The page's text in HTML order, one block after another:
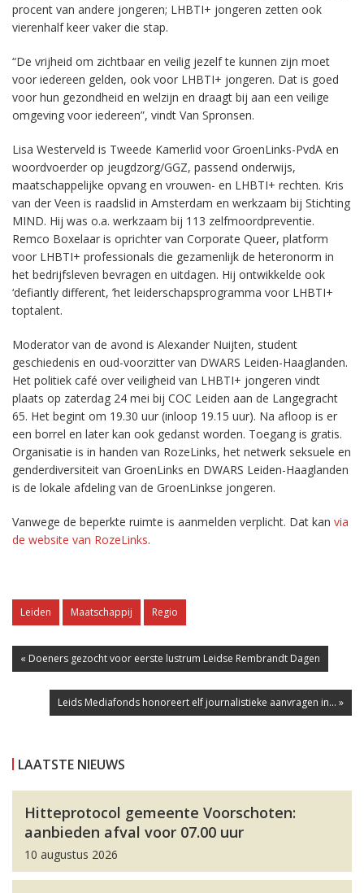
procent van andere jongeren; LHBTI+ jongeren zetten ook
vierenhalf keer vaker die stap.
“De vrijheid om zichtbaar en veilig jezelf te kunnen zijn moet
voor iedereen gelden, ook voor LHBTI+ jongeren. Dat is goed
voor hun gezondheid en welzijn en draagt bij aan een veilige
omgeving voor iedereen”, vindt Van Spronsen.
Lisa Westerveld is Tweede Kamerlid voor GroenLinks-PvdA en
woordvoerder op jeugdzorg/GGZ, passend onderwijs,
maatschappelijke opvang en vrouwen- en LHBTI+ rechten. Kris
van der Veen is raadslid in Amsterdam en werkzaam bij Stichting
MIND. Hij was o.a. werkzaam bij 113 zelfmoordpreventie.
Remco Boxelaar is oprichter van Corporate Queer, platform
voor LHBTI+ professionals die gezamenlijk de heteronorm in
het bedrijfsleven bevragen en uitdagen. Hij ontwikkelde ook
‘defiantly different, ’het leiderschapsprogramma voor LHBTI+
toptalent.
Moderator van de avond is Alexander Nuijten, student
geschiedenis en oud-voorzitter van DWARS Leiden-Haaglanden.
Het politiek café over veiligheid van LHBTI+ jongeren vindt
plaats op zaterdag 24 mei bij COC Leiden aan de Langegracht
65. Het begint om 19.30 uur (inloop 19.15 uur). Na afloop is er
een borrel en later kan ook gedanst worden. Toegang is gratis.
Organisatie is in handen van RozeLinks, het netwerk seksuele en
genderdiversiteit van GroenLinks en DWARS Leiden-Haaglanden
is de lokale afdeling van de GroenLinkse jongeren.
Vanwege de beperkte ruimte is aanmelden verplicht. Dat kan via
de website van RozeLinks.
Leiden Maatschappij Regio
« Doeners gezocht voor eerste lustrum Leidse Rembrandt Dagen
Leids Mediafonds honoreert elf journalistieke aanvragen in... »
LAATSTE NIEUWS
Hitteprotocol gemeente Voorschoten:
aanbieden afval voor 07.00 uur
10 augustus 2026